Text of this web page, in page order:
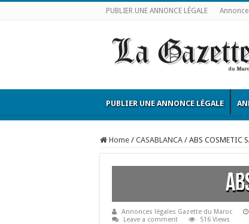
PUBLIER UNE ANNONCE LÉGALE
PUBLIER UNE ANNONCE LÉGALE
Home / CASABLANCA / ABS COSMETIC
Annonces légales Gazette du Maroc
Leave a comment
516 Views